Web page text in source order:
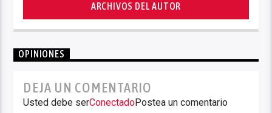
ARCHIVOS DEL AUTOR
OPINIONES
DEJA UN COMENTARIO
Usted debe serConectadoPostea un comentario